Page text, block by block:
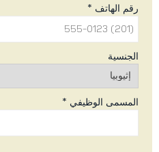
رقم الهاتف *
الجنسية
المسمى الوظيفي *